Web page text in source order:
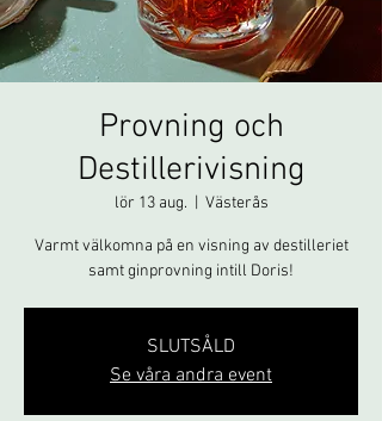
Provning och
Destillerivisning
lör 13 aug. Västerås
Varmt välkomna på en visning av destilleriet
samt ginprovning intill Doris!
SLUTSÅLD
Se våra andra event